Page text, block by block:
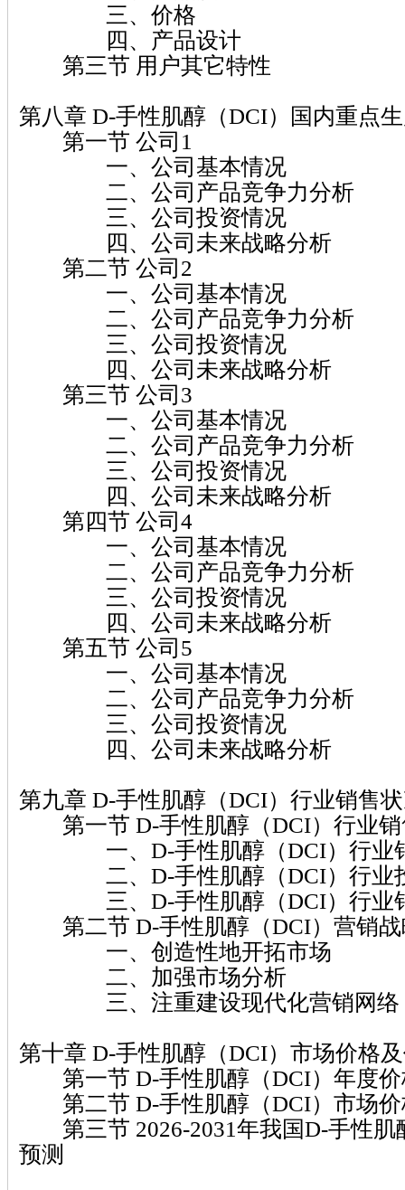
三、价格
四、产品设计
第三节 用户其它特性
第八章 D-手性肌醇（DCI）国内重点
第一节 公司1
一、公司基本情况
二、公司产品竞争力分析
三、公司投资情况
四、公司未来战略分析
第二节 公司2
一、公司基本情况
二、公司产品竞争力分析
三、公司投资情况
四、公司未来战略分析
第三节 公司3
一、公司基本情况
二、公司产品竞争力分析
三、公司投资情况
四、公司未来战略分析
第四节 公司4
一、公司基本情况
二、公司产品竞争力分析
三、公司投资情况
四、公司未来战略分析
第五节 公司5
一、公司基本情况
二、公司产品竞争力分析
三、公司投资情况
四、公司未来战略分析
第九章 D-手性肌醇（DCI）行业销售
第一节 D-手性肌醇（DCI）行业销
一、D-手性肌醇（DCI）行业销
二、D-手性肌醇（DCI）行业投
三、D-手性肌醇（DCI）行业销
第二节 D-手性肌醇（DCI）营销战
一、创造性地开拓市场
二、加强市场分析
三、注重建设现代化营销网络
第十章 D-手性肌醇（DCI）市场价格
第一节 D-手性肌醇（DCI）年度价
第二节 D-手性肌醇（DCI）市场价
第三节 2026-2031年我国D-手性肌
预测